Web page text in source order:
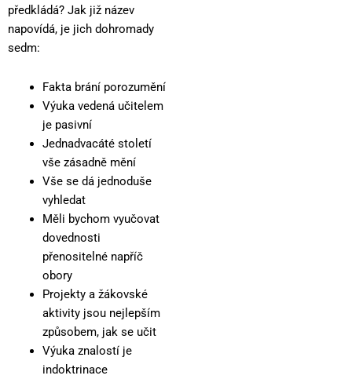
předkládá? Jak již název
napovídá, je jich dohromady
sedm:
Fakta brání porozumění
Výuka vedená učitelem
je pasivní
Jednadvacáté století
vše zásadně mění
Vše se dá jednoduše
vyhledat
Měli bychom vyučovat
dovednosti
přenositelné napříč
obory
Projekty a žákovské
aktivity jsou nejlepším
způsobem, jak se učit
Výuka znalostí je
indoktrinace